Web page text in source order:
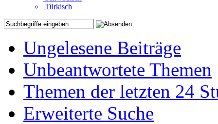
Türkisch
Ungelesene Beiträge
Unbeantwortete Themen
Themen der letzten 24
Erweiterte Suche